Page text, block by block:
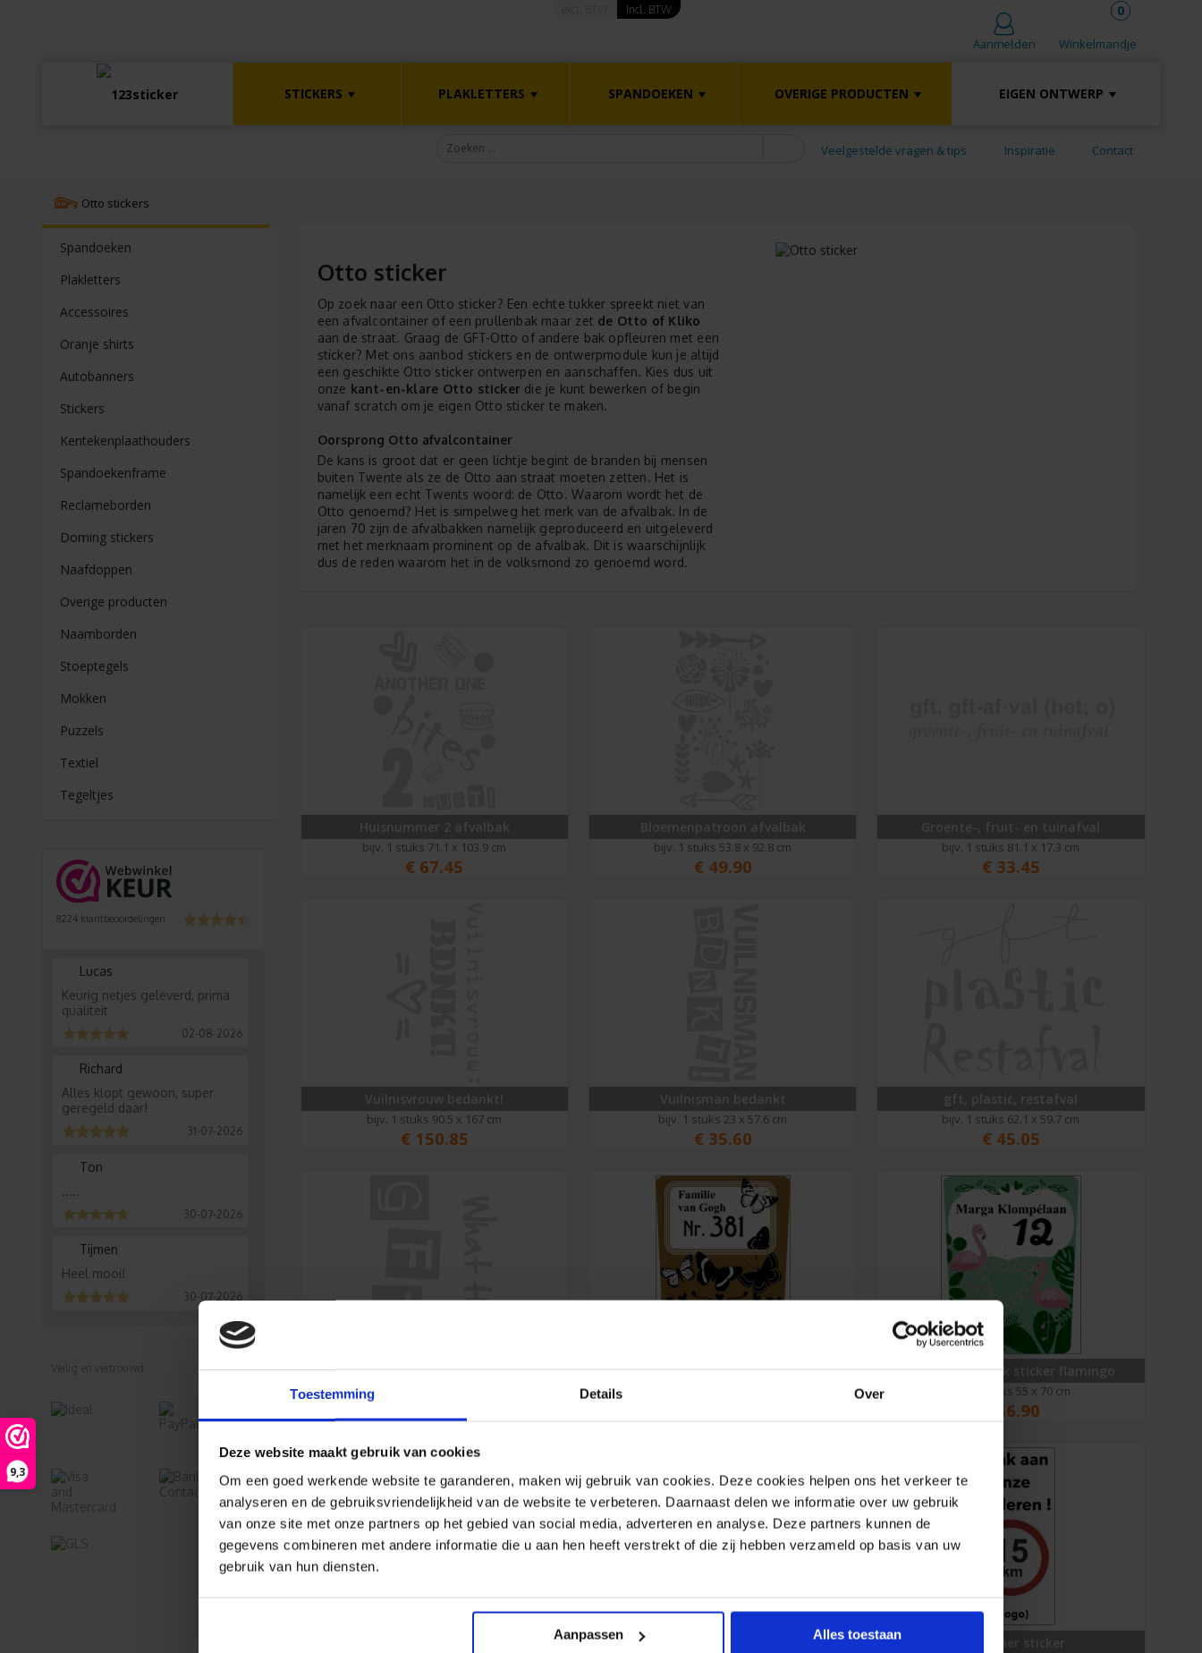
9,3
Toestemming Details Over
Deze website maakt gebruik van cookies
Om een goed werkende website te garanderen, maken wij gebruik van cookies. Deze cookies helpen ons het verkeer te
analyseren en de gebruiksvriendelijkheid van de website te verbeteren. Daarnaast delen we informatie over uw gebruik
van onze site met onze partners op het gebied van social media, adverteren en analyse. Deze partners kunnen de
gegevens combineren met andere informatie die u aan hen heeft verstrekt of die zij hebben verzameld op basis van uw
gebruik van hun diensten.
Aanpassen Alles toestaan
Aanmelden Winkelmandje
0
STICKERS PLAKLETTERS SPANDOEKEN OVERIGE PRODUCTEN EIGEN ONTWERP
Veelgestelde vragen & tips Inspiratie Contact
Incl. BTW
Otto stickers
Spandoeken
Plakletters
Accessoires
Oranje shirts
Autobanners
Stickers
Kentekenplaathouders
Spandoekenframe
Reclameborden
Doming stickers
Naafdoppen
Overige producten
Naamborden
Stoeptegels
Mokken
Puzzels
Textiel
Tegeltjes
8224 klantbeoordelingen
Lucas
Keurig netjes geleverd, prima
qualiteit
02-08-2026
Richard
Alles klopt gewoon, super
geregeld daar!
31-07-2026
Ton
.....
30-07-2026
Tijmen
Heel mooi!
30-07-2026
Veilig en vertrouwd:
Otto sticker
Op zoek naar een Otto sticker? Een echte tukker spreekt niet van
een afvalcontainer of een prullenbak maar zet de Otto of Kliko
aan de straat. Graag de GFT-Otto of andere bak opfleuren met een
sticker? Met ons aanbod stickers en de ontwerpmodule kun je altijd
een geschikte Otto sticker ontwerpen en aanschaffen. Kies dus uit
onze kant-en-klare Otto sticker die je kunt bewerken of begin
vanaf scratch om je eigen Otto sticker te maken.
Oorsprong Otto afvalcontainer
De kans is groot dat er geen lichtje begint de branden bij mensen
buiten Twente als ze de Otto aan straat moeten zetten. Het is
namelijk een echt Twents woord: de Otto. Waarom wordt het de
Otto genoemd? Het is simpelweg het merk van de afvalbak. In de
jaren 70 zijn de afvalbakken namelijk geproduceerd en uitgeleverd
met het merknaam prominent op de afvalbak. Dit is waarschijnlijk
dus de reden waarom het in de volksmond zo genoemd word.
Huisnummer 2 afvalbak
bijv. 1 stuks 71.1 x 103.9 cm
€ 67.45
Bloemenpatroon afvalbak
bijv. 1 stuks 53.8 x 92.8 cm
€ 49.90
Groente-, fruit- en tuinafval
bijv. 1 stuks 81.1 x 17.3 cm
€ 33.45
Vuilnisvrouw bedankt!
bijv. 1 stuks 90.5 x 167 cm
€ 150.85
Vuilnisman bedankt
bijv. 1 stuks 23 x 57.6 cm
€ 35.60
gft, plastic, restafval
bijv. 1 stuks 62.1 x 59.7 cm
€ 45.05
What the GFT!
bijv. 1 stuks 25.4 x 35.5 cm
Otto Afvalbak sticker vlinders Groene Afvalbak sticker flamingo
bijv. 1 stuks 55 x 70 cm
56.90
Spread love not trash afvalbak sticker Kliko sticker Goedemorgen Container sticker